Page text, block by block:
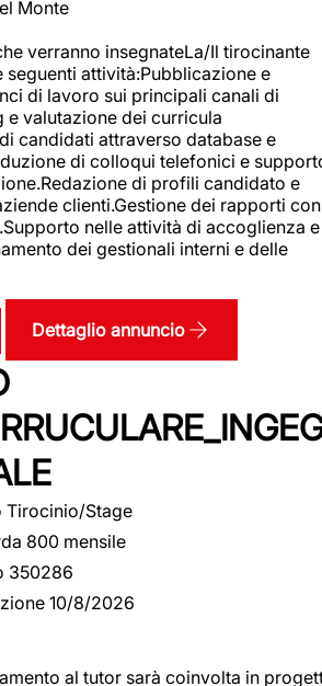
Monte
verranno insegnateLa/Il tirocinante
seguenti attività:Pubblicazione e
di lavoro sui principali canali di
e valutazione dei curricula
candidati attraverso database e
di colloqui telefonici e
di profili candidato e
clienti.Gestione dei rapporti con
nelle attività di accoglienza e
dei gestionali interni e delle
Dettaglio annuncio
Tirocinio/Stage
800 mensile
350286
10/8/2026
al tutor sarà coinvolta in